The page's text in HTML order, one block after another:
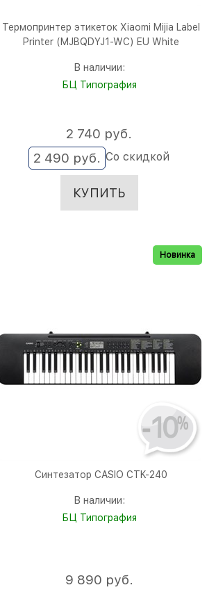
Термопринтер этикеток Xiaomi Mijia Label
Printer (MJBQDYJ1-WC) EU White
В наличии:
БЦ Типография
2 490 руб. Со скидкой
2 740 руб.
КУПИТЬ
10
Синтезатор CASIO CTK-240
В наличии:
БЦ Типография
Новинка
9 890 руб.